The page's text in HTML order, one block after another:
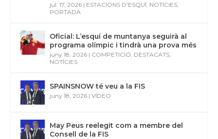
jul. 17, 2026 | ESTACIONS D'ESQUÍ NOTÍCIES
PORTADA
Oficial: L’esquí de muntanya seguirà al
programa olímpic i tindrà una prova més
juny 18, 2026 | COMPETICIÓ DESTACATS
NOTÍCIES
SPAINSNOW té veu a la FIS
juny 18, 2026 |VÍDEO
May Peus reelegit com a membre del
Consell de la FIS